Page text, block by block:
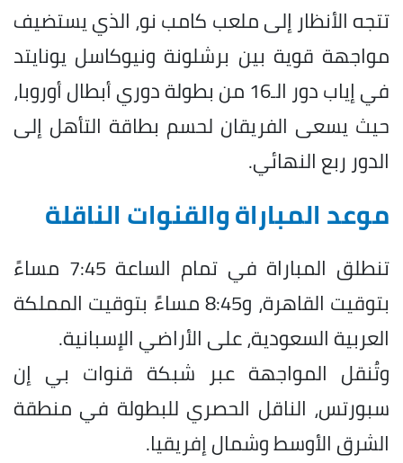
تتجه الأنظار إلى ملعب كامب نو، الذي يستضيف
مواجهة قوية بين برشلونة ونيوكاسل يونايتد
في إياب دور الـ16 من بطولة دوري أبطال أوروبا،
حيث يسعى الفريقان لحسم بطاقة التأهل إلى
الدور ربع النهائي.
موعد المباراة والقنوات الناقلة
تنطلق المباراة في تمام الساعة 7:45 مساءً
بتوقيت القاهرة، و8:45 مساءً بتوقيت المملكة
العربية السعودية، على الأراضي الإسبانية.
وتُنقل المواجهة عبر شبكة قنوات بي إن
سبورتس، الناقل الحصري للبطولة في منطقة
الشرق الأوسط وشمال إفريقيا.